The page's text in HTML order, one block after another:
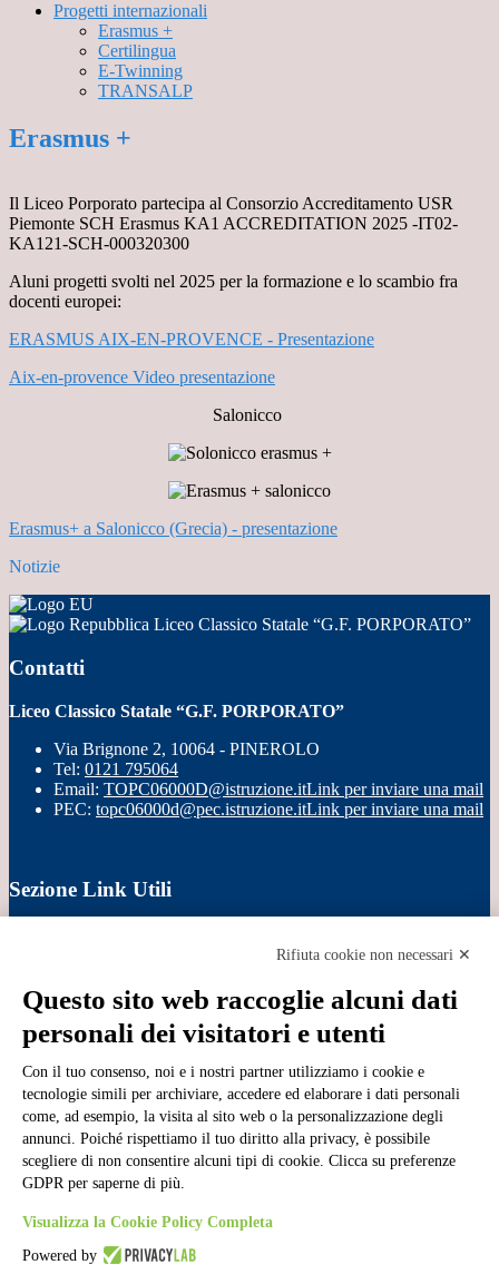
Progetti internazionali
Erasmus +
Certilingua
E-Twinning
TRANSALP
Erasmus +
Il Liceo Porporato partecipa al Consorzio Accreditamento USR
Piemonte SCH Erasmus KA1 ACCREDITATION 2025 -IT02-
KA121-SCH-000320300
Aluni progetti svolti nel 2025 per la formazione e lo scambio fra
docenti europei:
ERASMUS AIX-EN-PROVENCE - Presentazione
Aix-en-provence Video presentazione
Salonicco
Erasmus+ a Salonicco (Grecia) - presentazione
Notizie
Liceo Classico Statale “G.F. PORPORATO”
Contatti
Liceo Classico Statale “G.F. PORPORATO”
Via Brignone 2, 10064 - PINEROLO
Tel: 0121 795064
Email: TOPC06000D@istruzione.itLink per inviare una mail
PEC: topc06000d@pec.istruzione.itLink per inviare una mail
Sezione Link Utili
Ufficio Relazioni con il Pubblico
Dichiarazione di accessibilità
Obiettivi di accessibilità
Gestione consensi cookie
Amministrazione trasparente
Pagina visualizzata
648 volte
Sezione Copyright
Copyright 2026 | Engineered and powered by Gruppo Spaggiari
Parma S.p.A. | Divisione Publishing & New Social Media
Rifiuta cookie non necessari ✕
Questo sito web raccoglie alcuni dati
personali dei visitatori e utenti
Con il tuo consenso, noi e i nostri partner utilizziamo i cookie e
tecnologie simili per archiviare, accedere ed elaborare i dati personali
come, ad esempio, la visita al sito web o la personalizzazione degli
annunci. Poiché rispettiamo il tuo diritto alla privacy, è possibile
scegliere di non consentire alcuni tipi di cookie. Clicca su preferenze
GDPR per saperne di più.
Visualizza la Cookie Policy Completa
Powered by